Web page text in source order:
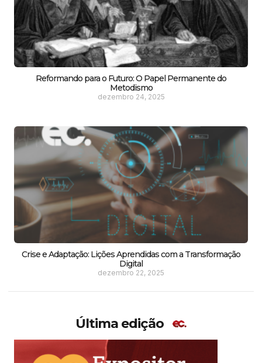
Reformando para o Futuro: O Papel Permanente do
Metodismo
dezembro 24, 2025
Crise e Adaptação: Lições Aprendidas com a Transformação
Digital
dezembro 22, 2025
Última edição